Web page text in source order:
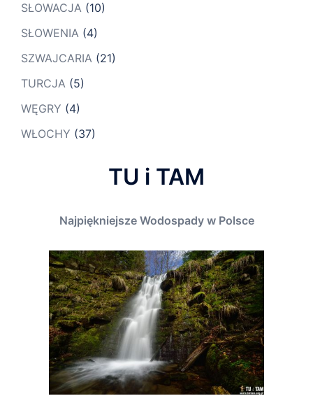
SŁOWACJA (10)
SŁOWENIA (4)
SZWAJCARIA (21)
TURCJA (5)
WĘGRY (4)
WŁOCHY (37)
TU i TAM
Najpiękniejsze Wodospady w Polsce